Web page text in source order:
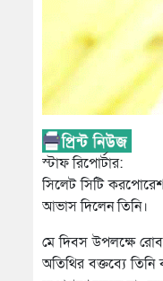
স্টাফ রিপোর্টার:
সিলেট সিটি
আভাস দিলেন তিনি।
মে দিবস উপলক্ষে
অতিথির বক্তব্যে